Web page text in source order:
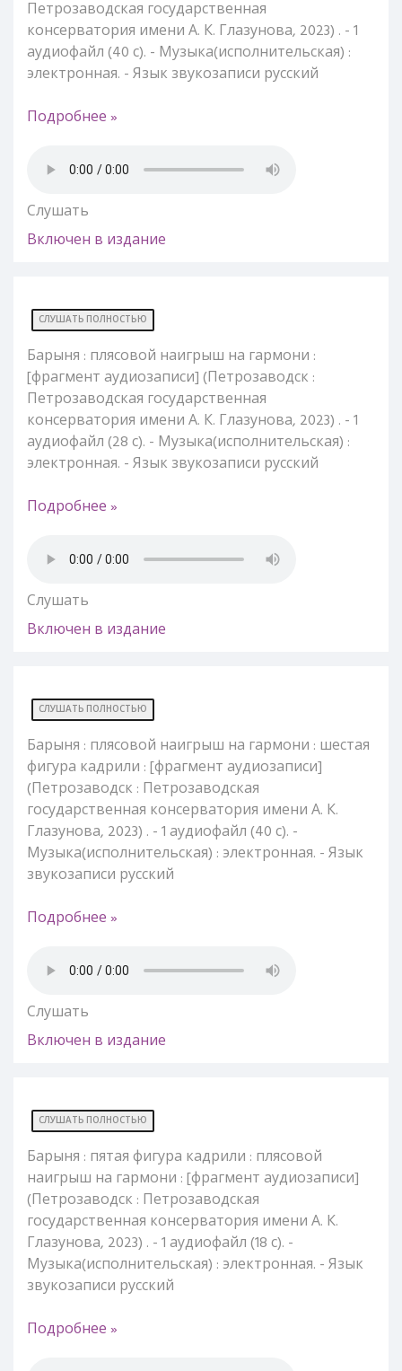
Петрозаводская государственная
консерватория имени А. К. Глазунова, 2023) . - 1
аудиофайл (40 с). - Музыка(исполнительская) :
электронная. - Язык звукозаписи русский
Подробнее »
Слушать
Включен в издание
СЛУШАТЬ ПОЛНОСТЬЮ
Барыня : плясовой наигрыш на гармони :
[фрагмент аудиозаписи] (Петрозаводск :
Петрозаводская государственная
консерватория имени А. К. Глазунова, 2023) . - 1
аудиофайл (28 с). - Музыка(исполнительская) :
электронная. - Язык звукозаписи русский
Подробнее »
Слушать
Включен в издание
СЛУШАТЬ ПОЛНОСТЬЮ
Барыня : плясовой наигрыш на гармони : шестая
фигура кадрили : [фрагмент аудиозаписи]
(Петрозаводск : Петрозаводская
государственная консерватория имени А. К.
Глазунова, 2023) . - 1 аудиофайл (40 с). -
Музыка(исполнительская) : электронная. - Язык
звукозаписи русский
Подробнее »
Слушать
Включен в издание
СЛУШАТЬ ПОЛНОСТЬЮ
Барыня : пятая фигура кадрили : плясовой
наигрыш на гармони : [фрагмент аудиозаписи]
(Петрозаводск : Петрозаводская
государственная консерватория имени А. К.
Глазунова, 2023) . - 1 аудиофайл (18 с). -
Музыка(исполнительская) : электронная. - Язык
звукозаписи русский
Подробнее »